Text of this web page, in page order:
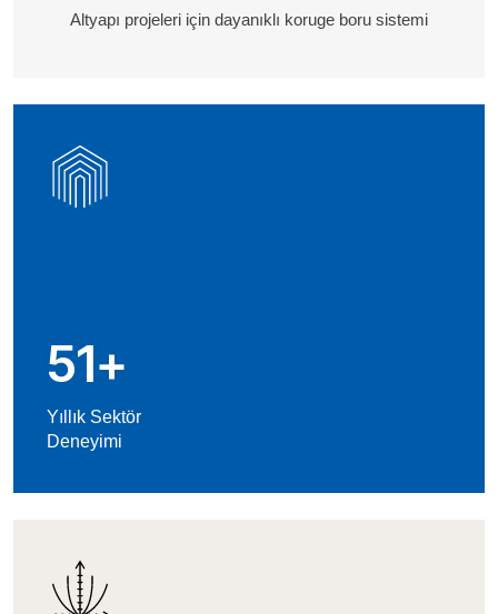
Altyapı projeleri için dayanıklı koruge boru sistemi
51+
Yıllık Sektör
Deneyimi